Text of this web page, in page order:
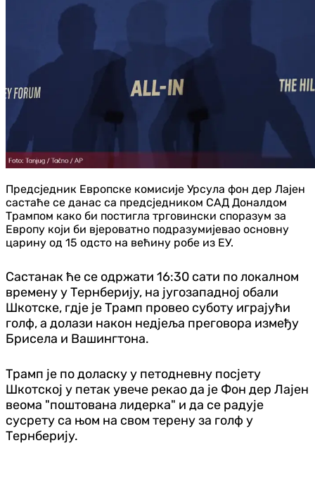
Предсједник Европске комисије Урсула фон дер Лајен
састаће се данас са предсједником САД Доналдом
Трампом како би постигла трговински споразум за
Европу који би вјероватно подразумијевао основну
царину од 15 одсто на већину робе из ЕУ.
Састанак ће се одржати 16:30 сати по локалном
времену у Тернберију, на југозападној обали
Шкотске, гдје је Трамп провео суботу играјући
голф, а долази након недјеља преговора између
Брисела и Вашингтона.
Трамп је по доласку у петодневну посјету
Шкотској у петак увече рекао да је Фон дер Лајен
веома "поштована лидерка" и да се радује
сусрету са њом на свом терену за голф у
Тернберију.